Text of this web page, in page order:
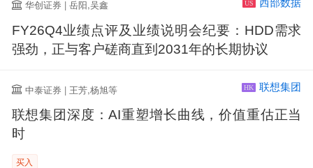
华创证券 | 岳阳,吴鑫 US 西部数据
FY26Q4业绩点评及业绩说明会纪要：HDD需求
强劲，正与客户磋商直到2031年的长期协议
中泰证券 | 王芳,杨旭等 HK 联想集团
联想集团深度：AI重塑增长曲线，价值重估正当
时
买入